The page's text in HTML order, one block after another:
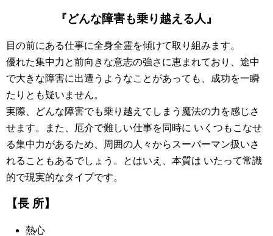
『どんな障害も乗り越える人』
目の前にある仕事に全身全霊を傾けて取り組みます。
優れた集中力と前向きな意志の強さに恵まれており、途中
で大きな障害に出遭うようなことがあっても、成功を一瞬
たりとも疑いません。
実際、どんな障害でも乗り越えてしまう魔法の力を感じさ
せます。また、厄介で難しい仕事を同時に いくつもこなせ
る集中力があるため、周囲の人々からスーパーマン扱いさ
れることもあるでしょう。とはいえ、本質は いたって常識
的で現実的なタイプです。
【長 所】
熱心